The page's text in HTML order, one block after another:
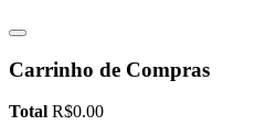
Carrinho de Compras
Total R$0.00